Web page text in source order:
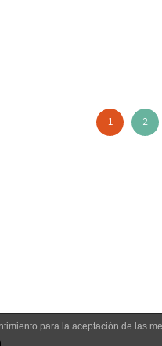
1 2
para la aceptación de las